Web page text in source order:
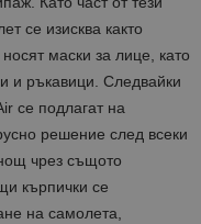
се изисква както
маски за лице, като
и ръкавици. Следвайки
се подлагат на
решение след всеки
чрез същото
кърпички се
на самолета,